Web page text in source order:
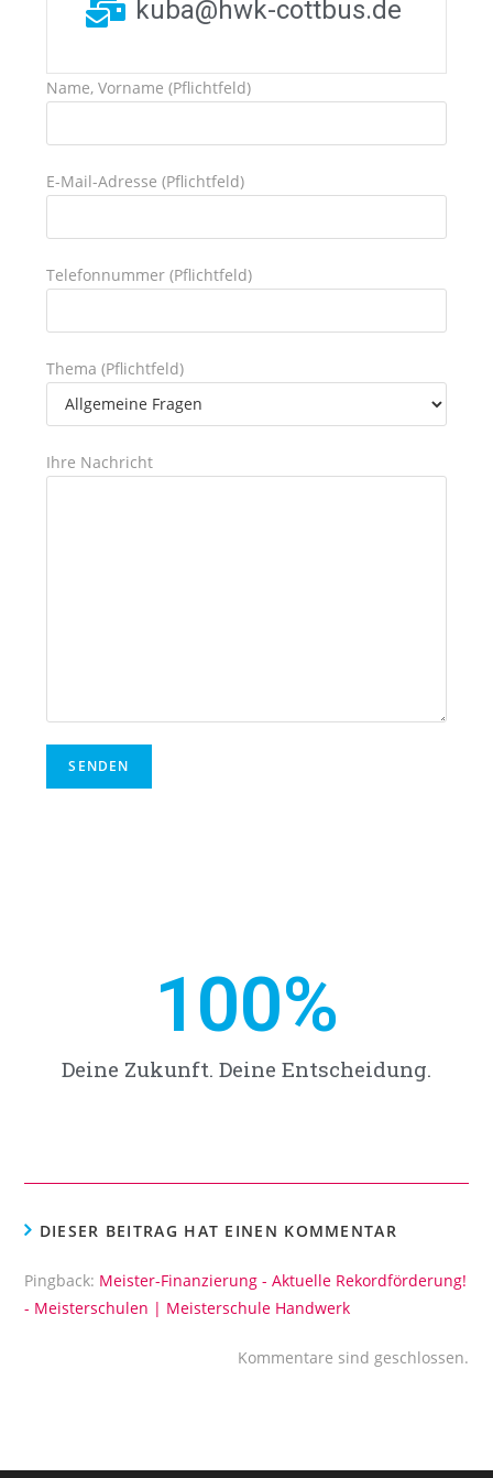
kuba@hwk-cottbus.de
Name, Vorname (Pflichtfeld)
E-Mail-Adresse (Pflichtfeld)
Telefonnummer (Pflichtfeld)
Thema (Pflichtfeld)
Ihre Nachricht
100%
Deine Zukunft. Deine Entscheidung.
DIESER BEITRAG HAT EINEN KOMMENTAR
Pingback: Meister-Finanzierung - Aktuelle Rekordförderung!
- Meisterschulen | Meisterschule Handwerk
Kommentare sind geschlossen.